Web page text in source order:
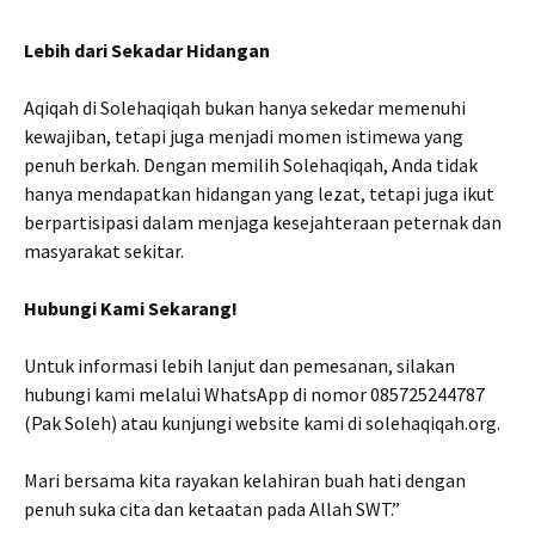
Lebih dari Sekadar Hidangan
Aqiqah di Solehaqiqah bukan hanya sekedar memenuhi
kewajiban, tetapi juga menjadi momen istimewa yang
penuh berkah. Dengan memilih Solehaqiqah, Anda tidak
hanya mendapatkan hidangan yang lezat, tetapi juga ikut
berpartisipasi dalam menjaga kesejahteraan peternak dan
masyarakat sekitar.
Hubungi Kami Sekarang!
Untuk informasi lebih lanjut dan pemesanan, silakan
hubungi kami melalui WhatsApp di nomor 085725244787
(Pak Soleh) atau kunjungi website kami di solehaqiqah.org.
Mari bersama kita rayakan kelahiran buah hati dengan
penuh suka cita dan ketaatan pada Allah SWT.”